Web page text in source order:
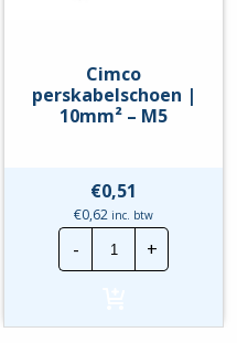
Cimco
perskabelschoen |
10mm² – M5
€0,51
€0,62 inc. btw
-
Cimco
|
M5
+